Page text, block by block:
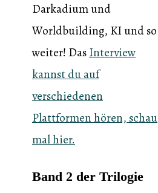
Darkadium und
Worldbuilding, KI und so
weiter! DasInterview
kannst du auf
verschiedenen
Plattformen hören, schau
mal hier.
Band 2 der Trilogie